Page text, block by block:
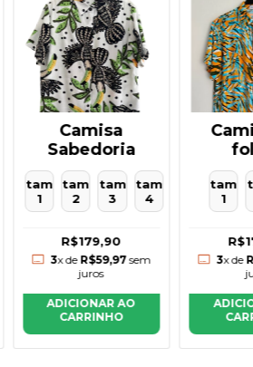
Camisa
Sabedoria
tam
1
tam
2
tam
3
tam
4
R$179,90
3x de R$59,97sem
juros
ADICIONAR AO
CARRINHO
tam
1
3x de